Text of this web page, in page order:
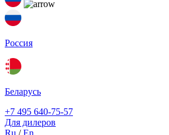
Россия
Беларусь
+7 495 640-75-57
Для дилеров
Ru /En